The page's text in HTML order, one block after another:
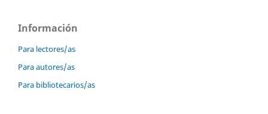
Información
Para lectores/as
Para autores/as
Para bibliotecarios/as